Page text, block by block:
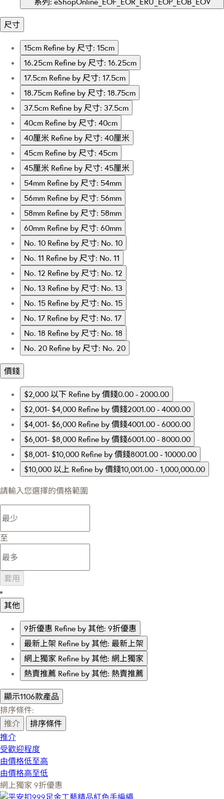
尺寸
15cm Refine by 尺寸: 15cm
16.25cm Refine by 尺寸: 16.25cm
17.5cm Refine by 尺寸: 17.5cm
18.75cm Refine by 尺寸: 18.75cm
37.5cm Refine by 尺寸: 37.5cm
40cm Refine by 尺寸: 40cm
40厘米 Refine by 尺寸: 40厘米
45cm Refine by 尺寸: 45cm
45厘米 Refine by 尺寸: 45厘米
54mm Refine by 尺寸: 54mm
56mm Refine by 尺寸: 56mm
58mm Refine by 尺寸: 58mm
60mm Refine by 尺寸: 60mm
No. 10 Refine by 尺寸: No. 10
No. 11 Refine by 尺寸: No. 11
No. 12 Refine by 尺寸: No. 12
No. 13 Refine by 尺寸: No. 13
No. 15 Refine by 尺寸: No. 15
No. 17 Refine by 尺寸: No. 17
No. 18 Refine by 尺寸: No. 18
No. 20 Refine by 尺寸: No. 20
價錢
$2,000 以下 Refine by 價錢0.00 - 2000.00
$2,001- $4,000 Refine by 價錢2001.00 - 4000.00
$4,001- $6,000 Refine by 價錢4001.00 - 6000.00
$6,001- $8,000 Refine by 價錢6001.00 - 8000.00
$8,001- $10,000 Refine by 價錢8001.00 - 10000.00
$10,000 以上 Refine by 價錢10,001.00 - 1,000,000.00
請輸入您選擇的價格範圍
至
套用
其他
9折優惠 Refine by 其他: 9折優惠
最新上架 Refine by 其他: 最新上架
網上獨家 Refine by 其他: 網上獨家
熱賣推薦 Refine by 其他: 熱賣推薦
顯示1106款產品
排序條件:
推介
排序條件
推介
受歡迎程度
由價格低至高
由價格高至低
網上獨家 9折優惠